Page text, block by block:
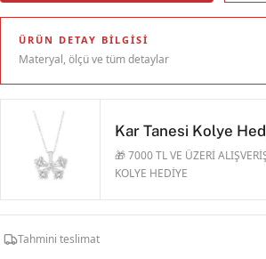
ÜRÜN DETAY BILGISI
Materyal, ölçü ve tüm detaylar
Kar Tanesi Kolye
🎁 7000 TL VE ÜZERİ
KOLYE HEDİYE
Tahmini teslimat